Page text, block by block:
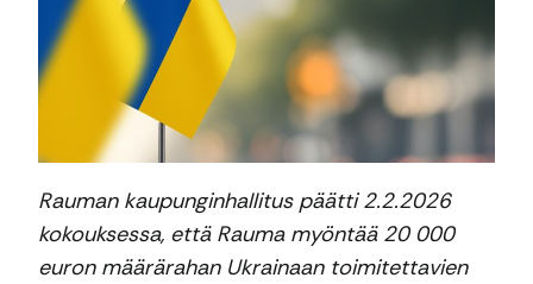
Rauman kaupunginhallitus päätti 2.2.2026
kokouksessa, että Rauma myöntää 20 000
euron määrärahan Ukrainaan toimitettavien